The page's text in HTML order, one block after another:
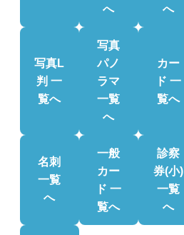
へ
へ
写真L
判 一
覧へ
写真
パノ
ラマ
一覧
へ
カー
ド 一
覧へ
名刺
一覧
へ
一般
カー
ド 一
覧へ
診察
券(小)
一覧
へ